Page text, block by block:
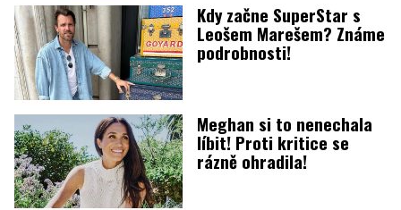
Kdy začne SuperStar s
Leošem Marešem? Známe
podrobnosti!
Meghan si to nenechala
líbit! Proti kritice se
rázně ohradila!